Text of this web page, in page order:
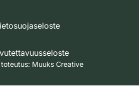
Muuks Creative